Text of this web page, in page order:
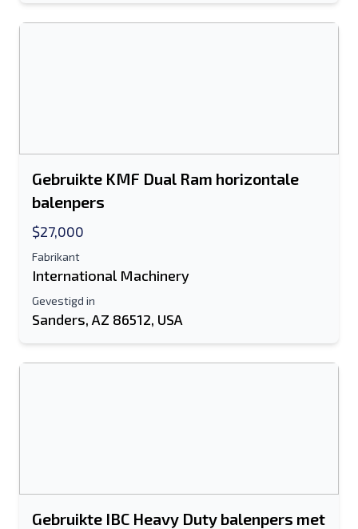
Sturen
Gebruikte KMF Dual Ram horizontale
balenpers
$27,000
Fabrikant
International Machinery
Gevestigd in
Sanders, AZ 86512, USA
Gebruikte IBC Heavy Duty balenpers met